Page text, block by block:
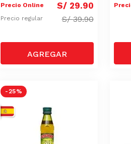
Precio Online S/ 29.90
Precio regular S/39.90
-25 %